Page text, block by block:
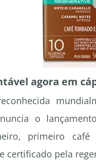
agora em
o
primeiro
certificado pela